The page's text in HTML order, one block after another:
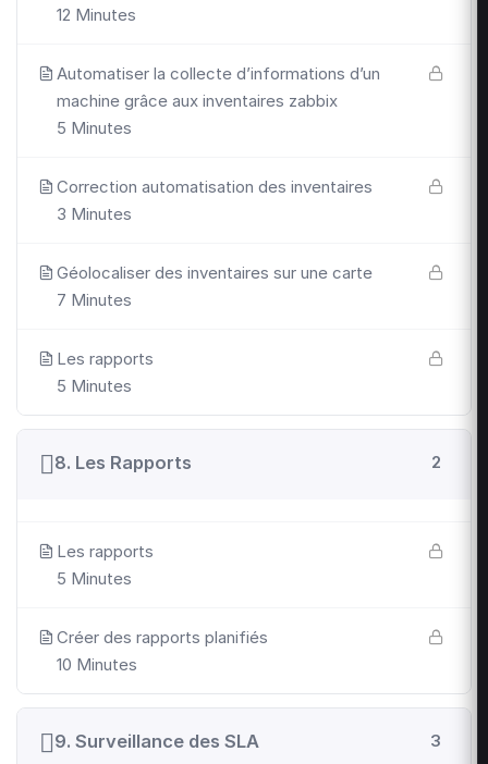
12 Minutes
Automatiser la collecte d’informations d’un
machine grâce aux inventaires zabbix
5 Minutes
Correction automatisation des inventaires
3 Minutes
Géolocaliser des inventaires sur une carte
7 Minutes
Les rapports
5 Minutes
8. Les Rapports 2
Les rapports
5 Minutes
Créer des rapports planifiés
10 Minutes
9. Surveillance des SLA 3